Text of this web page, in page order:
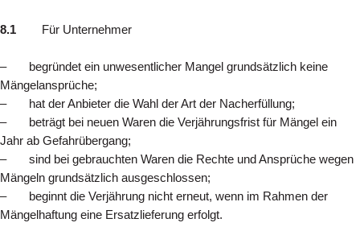
8.1 Für Unternehmer
– begründet ein unwesentlicher Mangel grundsätzlich keine
Mängelansprüche;
– hat der Anbieter die Wahl der Art der Nacherfüllung;
– beträgt bei neuen Waren die Verjährungsfrist für Mängel ein
Jahr ab Gefahrübergang;
– sind bei gebrauchten Waren die Rechte und Ansprüche wegen
Mängeln grundsätzlich ausgeschlossen;
– beginnt die Verjährung nicht erneut, wenn im Rahmen der
Mängelhaftung eine Ersatzlieferung erfolgt.